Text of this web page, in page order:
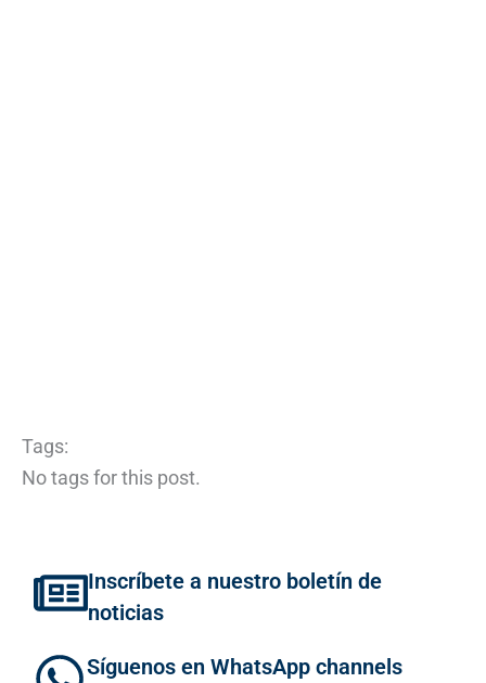
Tags:
No tags for this post.
Inscríbete a nuestro boletín de
noticias
Síguenos en WhatsApp channels